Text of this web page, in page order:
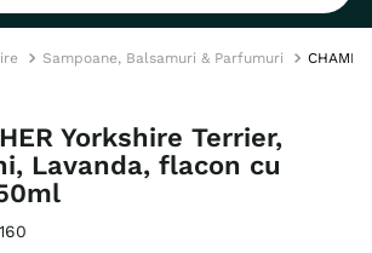
Sampoane, Balsamuri & Parfumuri CHAMP
Yorkshire Terrier,
Lavanda, flacon cu